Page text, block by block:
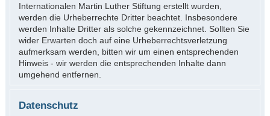
Internationalen Martin Luther Stiftung erstellt wurden,
werden die Urheberrechte Dritter beachtet. Insbesondere
werden Inhalte Dritter als solche gekennzeichnet. Sollten Sie
wider Erwarten doch auf eine Urheberrechtsverletzung
aufmerksam werden, bitten wir um einen entsprechenden
Hinweis - wir werden die entsprechenden Inhalte dann
umgehend entfernen.
Datenschutz